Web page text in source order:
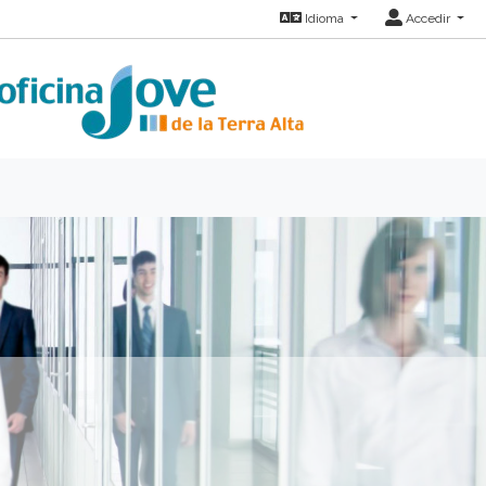
Idioma Accedir